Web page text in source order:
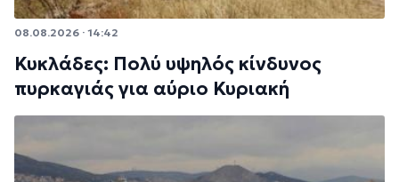
08.08.2026 · 14:42
Κυκλάδες: Πολύ υψηλός κίνδυνος
πυρκαγιάς για αύριο Κυριακή